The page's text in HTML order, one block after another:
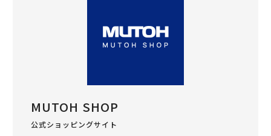
MUTOH SHOP
公式ショッピングサイト